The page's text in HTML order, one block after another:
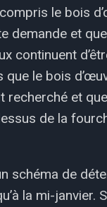
le bois
demande et
continuent
que le bois
recherché et
de la
schéma de
la mi-janvier.